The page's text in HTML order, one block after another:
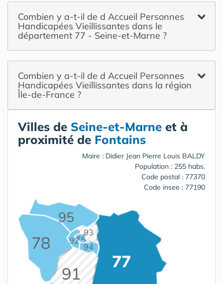
Combien y a-t-il de d Accueil Personnes
Handicapées Vieillissantes dans le
département 77 - Seine-et-Marne ?
Combien y a-t-il de d Accueil Personnes
Handicapées Vieillissantes dans la région
Île-de-France ?
Villes de Seine-et-Marne et à
proximité de Fontains
Maire : Didier Jean Pierre Louis BALDY
Population : 255 habs.
Code postal : 77370
Code insee : 77190
75
77
78
91
92
93
94
95